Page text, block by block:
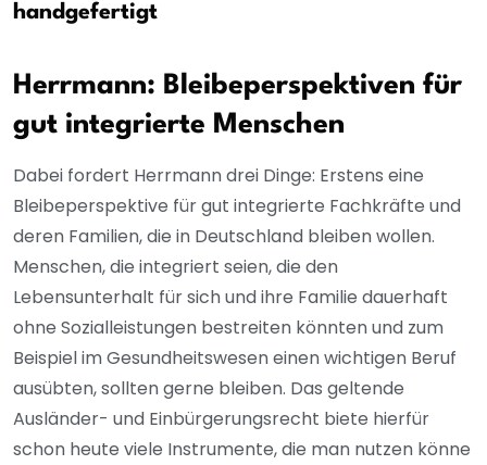
handgefertigt
Herrmann: Bleibeperspektiven für
gut integrierte Menschen
Dabei fordert Herrmann drei Dinge: Erstens eine
Bleibeperspektive für gut integrierte Fachkräfte und
deren Familien, die in Deutschland bleiben wollen.
Menschen, die integriert seien, die den
Lebensunterhalt für sich und ihre Familie dauerhaft
ohne Sozialleistungen bestreiten könnten und zum
Beispiel im Gesundheitswesen einen wichtigen Beruf
ausübten, sollten gerne bleiben. Das geltende
Ausländer- und Einbürgerungsrecht biete hierfür
schon heute viele Instrumente, die man nutzen könne